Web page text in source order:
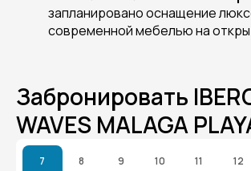
запланировано оснащение
современной мебелью на
Забронировать
WAVES MALAGA
7 8 9 10 11 12